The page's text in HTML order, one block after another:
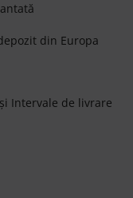
din Europa
Intervale de livrare